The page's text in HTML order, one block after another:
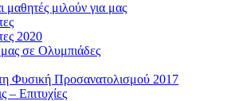
μαθητές μιλούν για μας
2020
σε Ολυμπιάδες
Φυσική Προσανατολισμού 2017
– Επιτυχίες